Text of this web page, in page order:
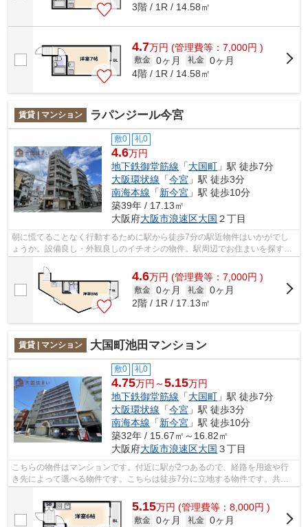
3階 / 1R / 14.58㎡
4.7万円 (管理費等：7,000円 )
敷金 0ヶ月 礼金 0ヶ月
4階 / 1R / 14.58㎡
賃貸 | マンション ラパンジール今宮
敷0 礼0
4.6万円
地下鉄御堂筋線 「大国町 」駅 徒歩7分
大阪環状線 「今宮 」駅 徒歩3分
南海本線 「新今宮 」駅 徒歩10分
築39年 / 17.13㎡
大阪府大阪市浪速区大国 ２丁目
朝に慌てることなく行動するために駅から徒歩7分の駅近物件はいかがでし
ょうか。設備良し・外観良しのイチオシの物件。駅周辺でお住まいを探すな
ら、大阪市浪速区エリアの大阪市営御堂...
4.6万円 (管理費等：7,000円 )
敷金 0ヶ月 礼金 0ヶ月
2階 / 1R / 17.13㎡
賃貸 | マンション 大国町池田マンション
敷0 礼0
4.75万円～5.15万円
地下鉄御堂筋線 「大国町 」駅 徒歩7分
大阪環状線 「今宮 」駅 徒歩3分
南海本線 「新今宮 」駅 徒歩10分
築32年 / 15.67㎡～16.82㎡
大阪府大阪市浪速区大国 ３丁目
こちらの物件はマンションです。付近に駅が2つあるので、経路を用途や行
き先によって選べる物件です。こちらは徒歩7分に立地する物件です。共用
部には敷地内ごみ置き場・エレベータな...
5.15万円 (管理費等：8,000円 )
敷金 0ヶ月 礼金 0ヶ月